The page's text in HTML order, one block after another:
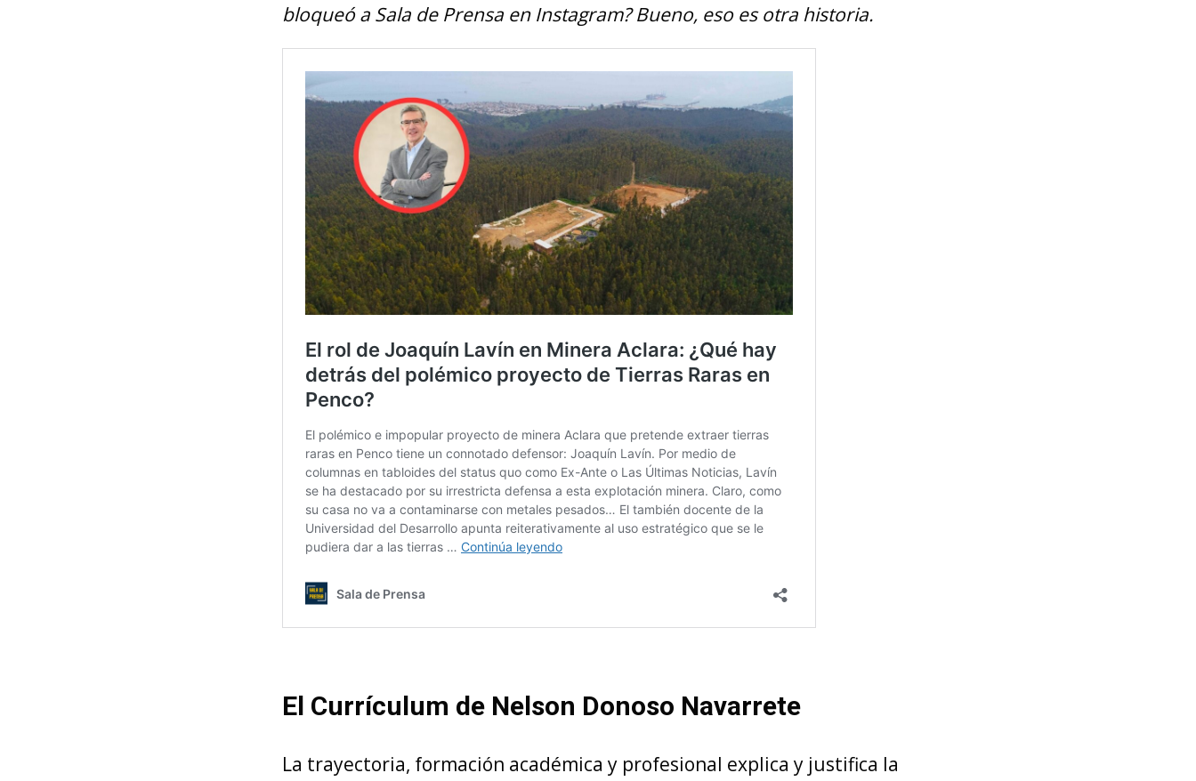
bloqueó a Sala de Prensa en Instagram? Bueno, eso es otra historia.
El Currículum de Nelson Donoso Navarrete
La trayectoria, formación académica y profesional explica y justifica la